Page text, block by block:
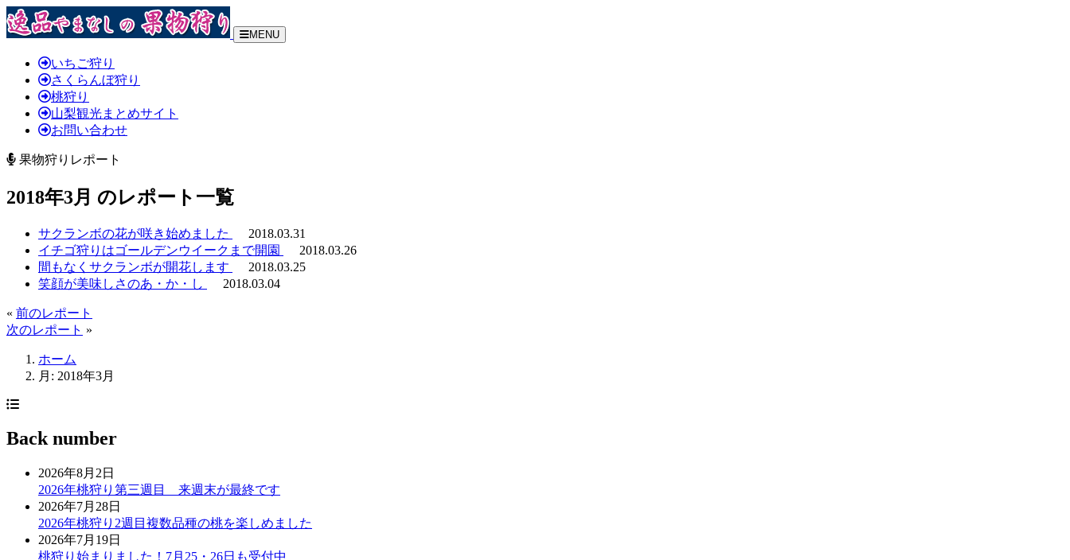
MENU
いちご狩り
さくらんぼ狩り
桃狩り
山梨観光まとめサイト
お問い合わせ
果物狩りレポート
2018年3月 のレポート一覧
サクランボの花が咲き始めました
2018.03.31
イチゴ狩りはゴールデンウイークまで開園
2018.03.26
間もなくサクランボが開花します
2018.03.25
笑顔が美味しさのあ・か・し
2018.03.04
« 前のレポート
次のレポート »
ホーム
月: 2018年3月
Back number
2026年8月2日
2026年桃狩り第三週目 来週末が最終です
2026年7月28日
2026年桃狩り2週目複数品種の桃を楽しめました
2026年7月19日
桃狩り始まりました！7月25・26日も受付中